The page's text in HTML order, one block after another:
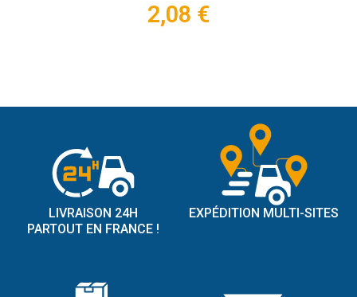
2,08 €
LIVRAISON 24H
PARTOUT EN FRANCE !
EXPÉDITION MULTI-SITES